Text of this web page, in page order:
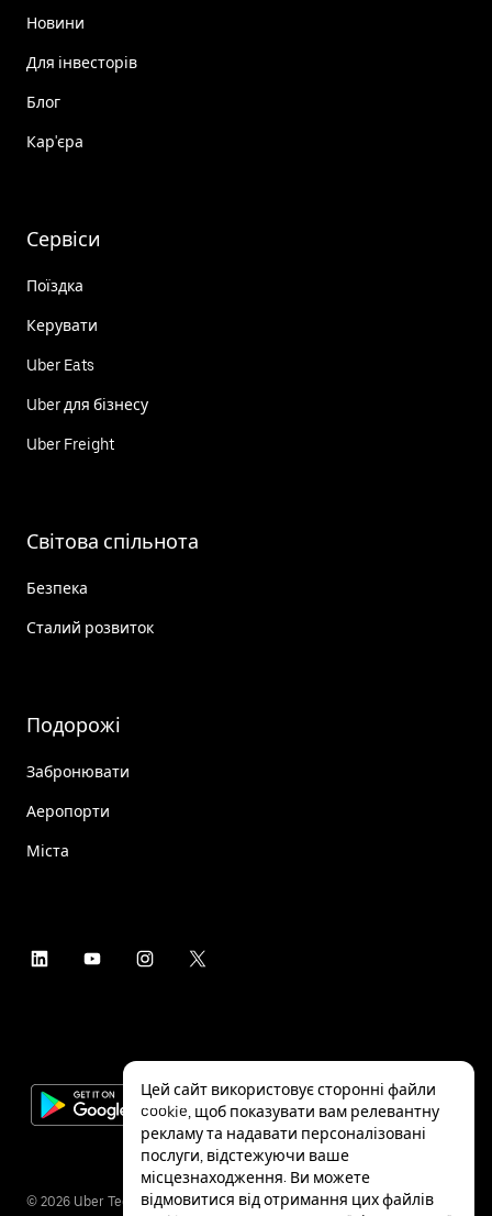
Новини
Для інвесторів
Блог
Кар'єра
Сервіси
Поїздка
Керувати
Uber Eats
Uber для бізнесу
Uber Freight
Світова спільнота
Безпека
Сталий розвиток
Подорожі
Забронювати
Аеропорти
Міста
© 2026 Uber Technologies Inc.
Цей сайт використовує сторонні файли
cookie, щоб показувати вам релевантну
рекламу та надавати персоналізовані
послуги, відстежуючи ваше
місцезнаходження. Ви можете
відмовитися від отримання цих файлів